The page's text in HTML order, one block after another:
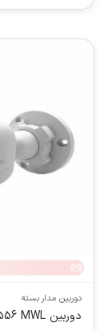
دوربین مدار بسته
دوربین ITR IPS R556 MWL